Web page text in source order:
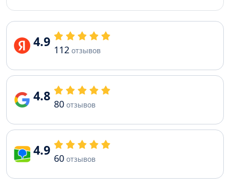
4.9 112 отзывов
4.8 80 отзывов
4.9 60 отзывов